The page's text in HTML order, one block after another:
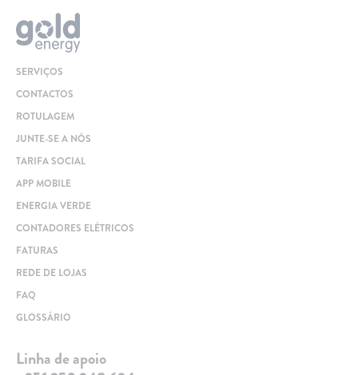
SERVIÇOS
CONTACTOS
ROTULAGEM
JUNTE-SE A NÓS
TARIFA SOCIAL
APP MOBILE
ENERGIA VERDE
CONTADORES ELÉTRICOS
FATURAS
REDE DE LOJAS
FAQ
GLOSSÁRIO
Linha de apoio